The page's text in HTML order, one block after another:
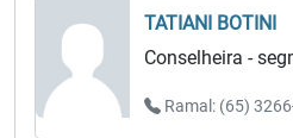
TATIANI BOTINI
Conselheira -
Ramal: (65)